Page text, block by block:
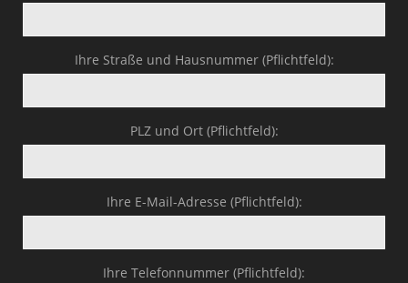
Ihre Straße und Hausnummer (Pflichtfeld):
PLZ und Ort (Pflichtfeld):
Ihre E-Mail-Adresse (Pflichtfeld):
Ihre Telefonnummer (Pflichtfeld):